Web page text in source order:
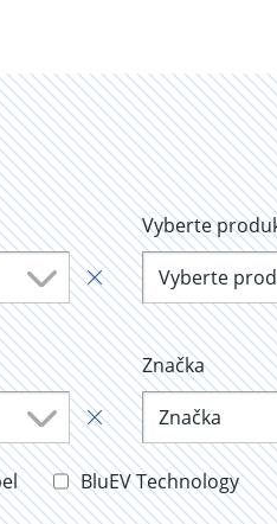
Vyberte
Vyberte
Značka
Značka
BluEV Technology